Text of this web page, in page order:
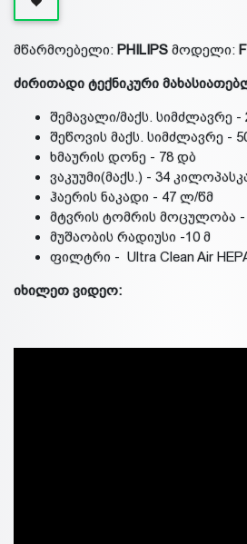
მწარმოებელი: PHILIPS მოდელი:
ძირითადი ტექნიკური
შემავალი/მაქს. სიმძლავრე -
შეწოვის მაქს. სიმძლავრე -
ხმაურის დონე - 78 დბ
ვაკუუმი(მაქს.) - 34
ჰაერის ნაკადი - 47 ლ/წმ
მტვრის ტომრის მოცულობა
მუშაობის რადიუსი -10 მ
ფილტრი - Ultra Clean Air
იხილეთ ვიდეო: